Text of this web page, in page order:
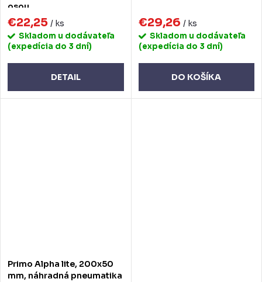
osou
€22,25 / ks
Skladom u dodávateľa
(expedícia do 3 dní)
DETAIL
€29,26 / ks
Skladom u dodávateľa
(expedícia do 3 dní)
DO KOŠÍKA
Primo Alpha lite, 200x50
mm, náhradná pneumatika